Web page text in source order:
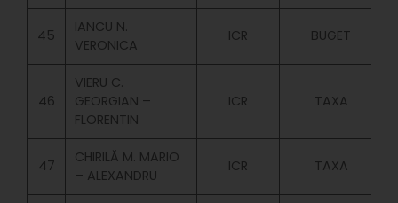
45
IANCU N.
VERONICA
ICR BUGET
46
VIERU C.
GEORGIAN –
FLORENTIN
ICR TAXA
47
CHIRILĂ M. MARIO
– ALEXANDRU
ICR TAXA